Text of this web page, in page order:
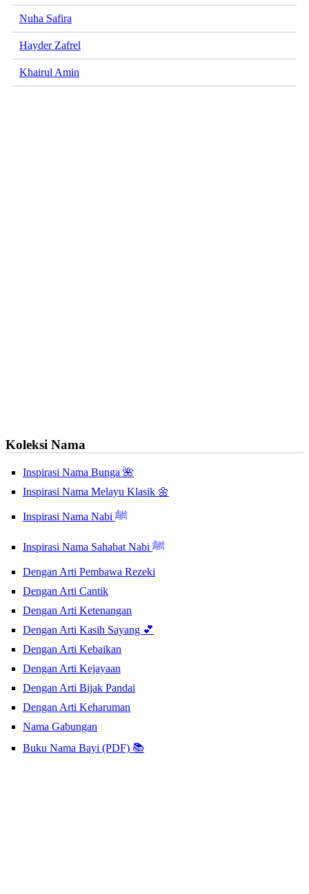
Nuha Safira
Hayder Zafrel
Khairul Amin
Koleksi Nama
Inspirasi Nama Bunga 🌺
Inspirasi Nama Melayu Klasik 🌼
Inspirasi Nama Nabi ﷺ
Inspirasi Nama Sahabat Nabi ﷺ
Dengan Arti Pembawa Rezeki
Dengan Arti Cantik
Dengan Arti Ketenangan
Dengan Arti Kasih Sayang 💕
Dengan Arti Kebaikan
Dengan Arti Kejayaan
Dengan Arti Bijak Pandai
Dengan Arti Keharuman
Nama Gabungan
Buku Nama Bayi (PDF) 📚